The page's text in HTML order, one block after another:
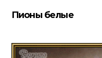
Пионы белые